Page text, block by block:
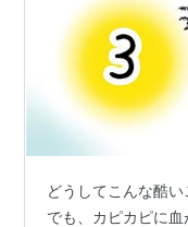
どうしてこんな酷
でも、カピカピに